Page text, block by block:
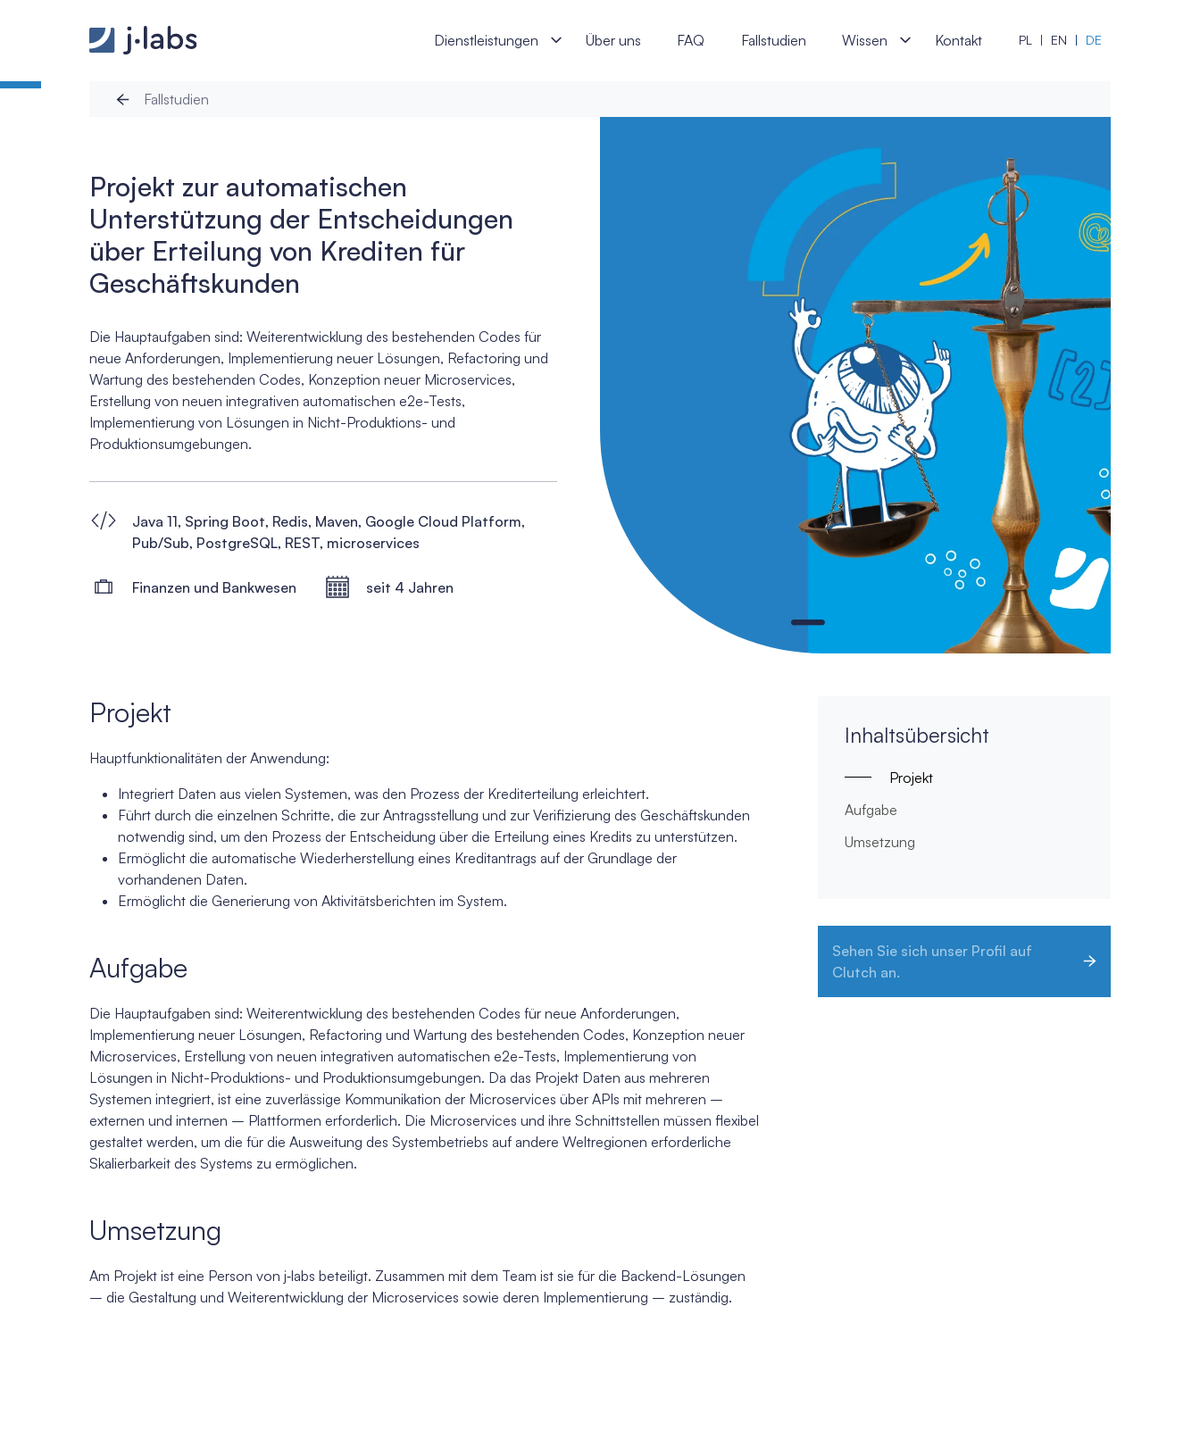
Dienstleistungen
Über uns FAQ Fallstudien Wissen Kontakt PL EN DE
Fallstudien
Projekt zur automatischen
Unterstützung der Entscheidungen
über Erteilung von Krediten für
Geschäftskunden
Die Hauptaufgaben sind: Weiterentwicklung des bestehenden Codes für
neue Anforderungen, Implementierung neuer Lösungen, Refactoring und
Wartung des bestehenden Codes, Konzeption neuer Microservices,
Erstellung von neuen integrativen automatischen e2e-Tests,
Implementierung von Lösungen in Nicht-Produktions- und
Produktionsumgebungen.
Java 11, Spring Boot, Redis, Maven, Google Cloud Platform,
Pub/Sub, PostgreSQL, REST, microservices
Finanzen und Bankwesen seit 4 Jahren
Projekt
Hauptfunktionalitäten der Anwendung:
Integriert Daten aus vielen Systemen, was den Prozess der Krediterteilung erleichtert.
Führt durch die einzelnen Schritte, die zur Antragsstellung und zur Verifizierung des Geschäftskunden
notwendig sind, um den Prozess der Entscheidung über die Erteilung eines Kredits zu unterstützen.
Ermöglicht die automatische Wiederherstellung eines Kreditantrags auf der Grundlage der
vorhandenen Daten.
Ermöglicht die Generierung von Aktivitätsberichten im System.
Aufgabe
Die Hauptaufgaben sind: Weiterentwicklung des bestehenden Codes für neue Anforderungen,
Implementierung neuer Lösungen, Refactoring und Wartung des bestehenden Codes, Konzeption neuer
Microservices, Erstellung von neuen integrativen automatischen e2e-Tests, Implementierung von
Lösungen in Nicht-Produktions- und Produktionsumgebungen. Da das Projekt Daten aus mehreren
Systemen integriert, ist eine zuverlässige Kommunikation der Microservices über APIs mit mehreren –
externen und internen – Plattformen erforderlich. Die Microservices und ihre Schnittstellen müssen flexibel
gestaltet werden, um die für die Ausweitung des Systembetriebs auf andere Weltregionen erforderliche
Skalierbarkeit des Systems zu ermöglichen.
Umsetzung
Am Projekt ist eine Person von j‑labs beteiligt. Zusammen mit dem Team ist sie für die Backend-Lösungen
– die Gestaltung und Weiterentwicklung der Microservices sowie deren Implementierung – zuständig.
Inhaltsübersicht
Projekt
Aufgabe
Umsetzung
Sehen Sie sich unser Profil auf
Clutch an.